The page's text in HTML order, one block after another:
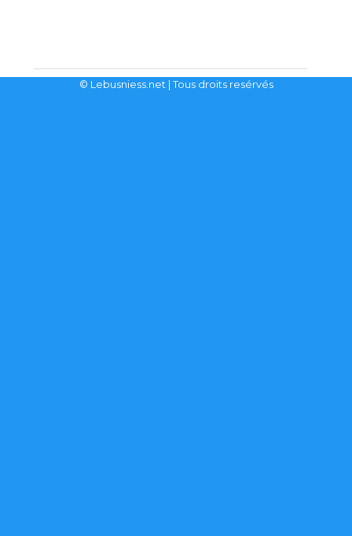
© Lebusniess.net | Tous droits resérvés